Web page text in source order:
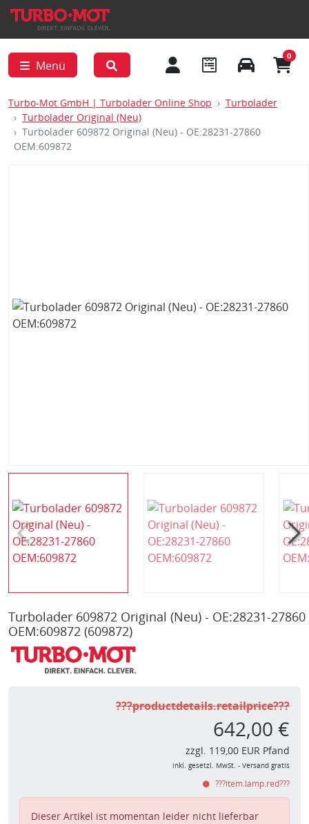
Menü
0
Turbo-Mot GmbH | Turbolader Online Shop
Turbolader
Turbolader Original (Neu)
Turbolader 609872 Original (Neu) - OE:28231-27860
OEM:609872
Turbolader 609872 Original (Neu) - OE:28231-27860
OEM:609872 (609872)
???productdetails.retailprice???
642,00 €
zzgl. 119,00 EUR Pfand
inkl. gesetzl. MwSt. - Versand gratis
???item.lamp.red???
Dieser Artikel ist momentan leider nicht lieferbar